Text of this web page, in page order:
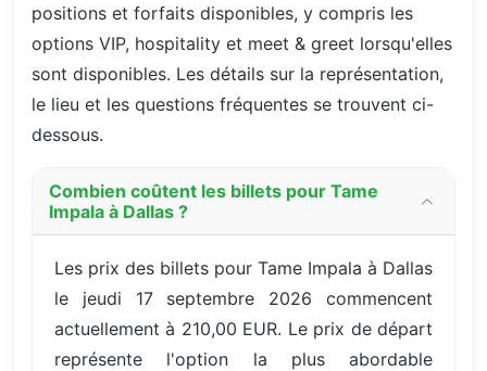
positions et forfaits disponibles, y compris les
options VIP, hospitality et meet & greet lorsqu'elles
sont disponibles. Les détails sur la représentation,
le lieu et les questions fréquentes se trouvent ci-
dessous.
Combien coûtent les billets pour Tame
Impala à Dallas ?
Les prix des billets pour Tame Impala à Dallas
le jeudi 17 septembre 2026 commencent
actuellement à 210,00 EUR. Le prix de départ
représente l'option la plus abordable